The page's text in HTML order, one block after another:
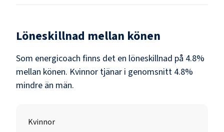
Löneskillnad mellan könen
Som energicoach finns det en löneskillnad på 4.8%
mellan könen. Kvinnor tjänar i genomsnitt 4.8%
mindre än män.
Kvinnor